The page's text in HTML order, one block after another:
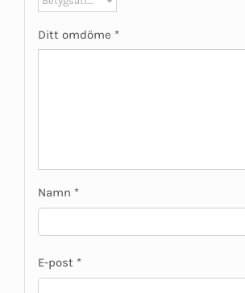
Ditt omdöme *
Namn *
E-post *